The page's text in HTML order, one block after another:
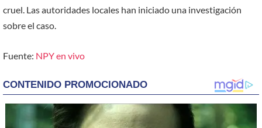
cruel. Las autoridades locales han iniciado una investigación
sobre el caso.
Fuente: NPY en vivo